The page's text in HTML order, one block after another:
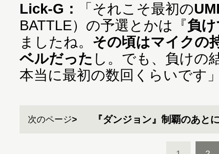
Lick-G： 「それこそ最初の
BATTLE）の予選とかは『負
ましたね。 その頃はマイクの
ベルだった し。でも、負けの
本当に最初の数回くらいです
次のページ 『ダンジョン』制覇のあと